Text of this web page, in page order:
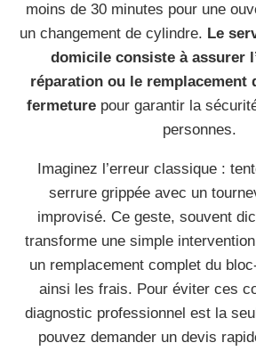
moins de 30 minutes pour une
un changement de cylindre. Le
domicile consiste à assurer
réparation ou le remplacement
fermeturepour garantir la
personnes.
Imaginez l’erreur classique :
serrure grippée avec un
improvisé. Ce geste, souvent
transforme une simple
un remplacement complet du
ainsi les frais. Pour éviter ces
diagnostic professionnel est la
pouvez demander un devis